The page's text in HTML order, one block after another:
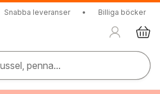
Snabba leveranser • Billiga böcker
penna...